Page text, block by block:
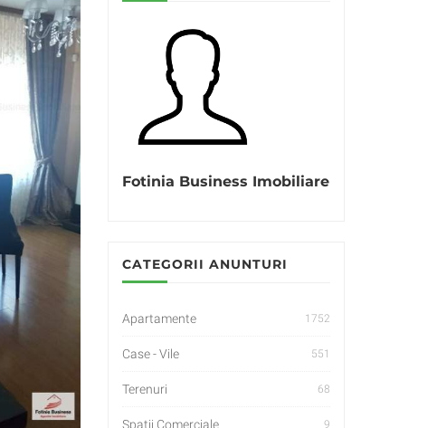
Fotinia Business Imobiliare
CATEGORII ANUNTURI
Apartamente 1752
Case - Vile 551
Terenuri 68
Spatii Comerciale 9